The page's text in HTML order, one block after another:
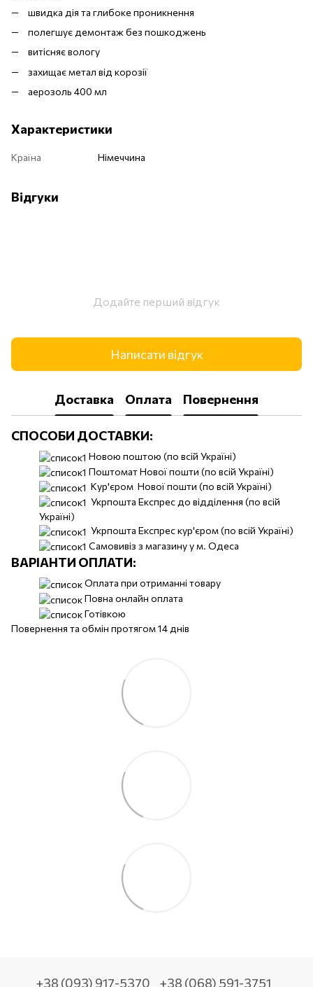
швидка дія та глибоке проникнення
полегшує демонтаж без пошкоджень
витісняє вологу
захищає метал від корозії
аерозоль 400 мл
Характеристики
Країна Німеччина
Відгуки
Додайте перший відгук
Написати відгук
Доставка Оплата Повернення
СПОСОБИ ДОСТАВКИ:
Новою поштою (по всій Україні)
Поштомат Нової пошти (по всій Україні)
Кур'єром Нової пошти (по всій Україні)
Укрпошта Експрес до відділення (по всій
Україні)
Укрпошта Експрес кур'єром (по всій Україні)
Самовивіз з магазину у м. Одеса
ВАРІАНТИ ОПЛАТИ:
Оплата при отриманні товару
Повна онлайн оплата
Готівкою
Повернення та обмін протягом 14 днів
+38 (093) 917-5370 +38 (068) 591-3751